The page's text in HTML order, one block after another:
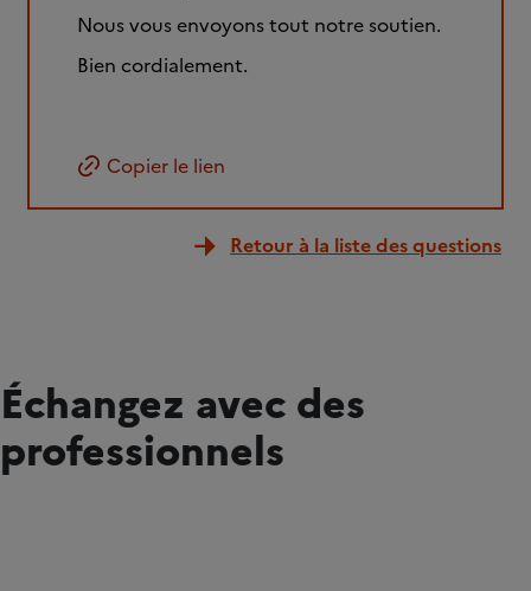
Nous vous envoyons tout notre soutien.
Bien cordialement.
Copier le lien
Retour à la liste des questions
Échangez avec des
professionnels